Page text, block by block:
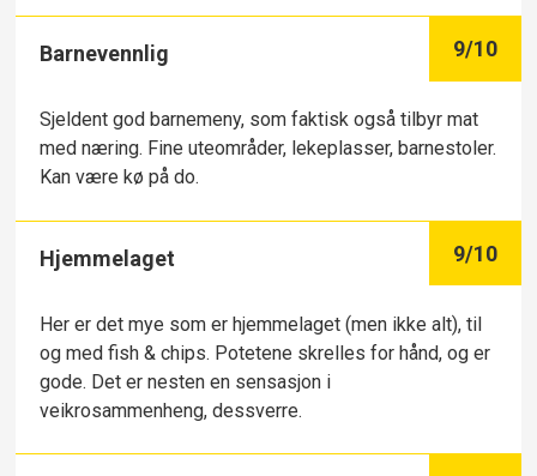
Barnevennlig 9/10
Sjeldent god barnemeny, som faktisk også tilbyr mat
med næring. Fine uteområder, lekeplasser, barnestoler.
Kan være kø på do.
Hjemmelaget 9/10
Her er det mye som er hjemmelaget (men ikke alt), til
og med fish & chips. Potetene skrelles for hånd, og er
gode. Det er nesten en sensasjon i
veikrosammenheng, dessverre.